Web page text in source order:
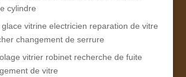
cylindre
vitrine electricien reparation de vitre
changement de serrure
vitrier robinet recherche de fuite
de vitre